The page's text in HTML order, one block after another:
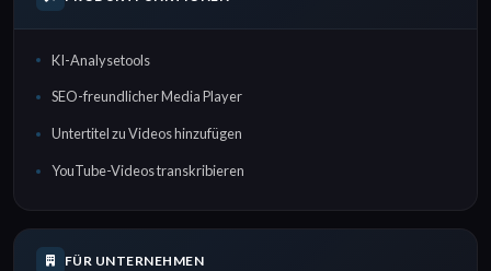
KI-Analysetools
SEO-freundlicher Media Player
Untertitel zu Videos hinzufügen
YouTube-Videos transkribieren
FÜR UNTERNEHMEN